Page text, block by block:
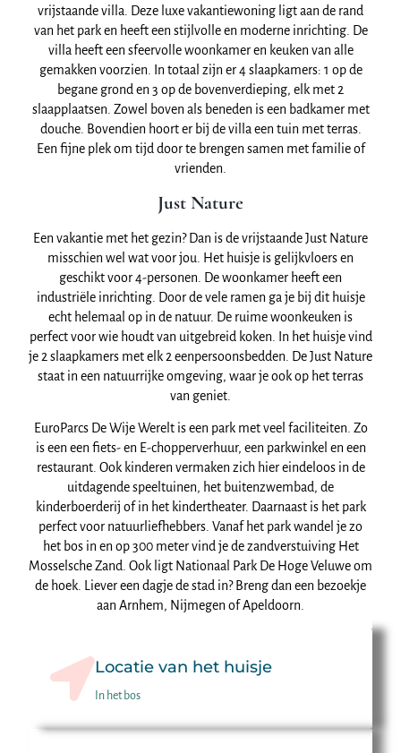
vrijstaande villa. Deze luxe vakantiewoning ligt aan de rand
van het park en heeft een stijlvolle en moderne inrichting. De
villa heeft een sfeervolle woonkamer en keuken van alle
gemakken voorzien. In totaal zijn er 4 slaapkamers: 1 op de
begane grond en 3 op de bovenverdieping, elk met 2
slaapplaatsen. Zowel boven als beneden is een badkamer met
douche. Bovendien hoort er bij de villa een tuin met terras.
Een fijne plek om tijd door te brengen samen met familie of
vrienden.
Just Nature
Een vakantie met het gezin? Dan is de vrijstaande Just Nature
misschien wel wat voor jou. Het huisje is gelijkvloers en
geschikt voor 4-personen. De woonkamer heeft een
industriële inrichting. Door de vele ramen ga je bij dit huisje
echt helemaal op in de natuur. De ruime woonkeuken is
perfect voor wie houdt van uitgebreid koken. In het huisje vind
je 2 slaapkamers met elk 2 eenpersoonsbedden. De Just Nature
staat in een natuurrijke omgeving, waar je ook op het terras
van geniet.
EuroParcs De Wije Werelt is een park met veel faciliteiten. Zo
is een een fiets- en E-chopperverhuur, een parkwinkel en een
restaurant. Ook kinderen vermaken zich hier eindeloos in de
uitdagende speeltuinen, het buitenzwembad, de
kinderboerderij of in het kindertheater. Daarnaast is het park
perfect voor natuurliefhebbers. Vanaf het park wandel je zo
het bos in en op 300 meter vind je de zandverstuiving Het
Mosselsche Zand. Ook ligt Nationaal Park De Hoge Veluwe om
de hoek. Liever een dagje de stad in? Breng dan een bezoekje
aan Arnhem, Nijmegen of Apeldoorn.
Locatie van het huisje
In het bos